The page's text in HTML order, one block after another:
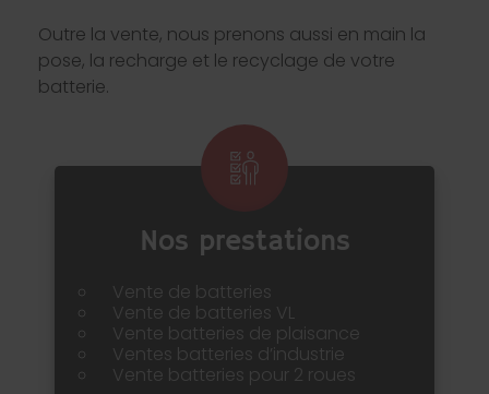
Outre la vente, nous prenons aussi en main la
pose, la recharge et le recyclage de votre
batterie.
Nos prestations
Vente de batteries
Vente de batteries VL
Vente batteries de plaisance
Ventes batteries d’industrie
Vente batteries pour 2 roues